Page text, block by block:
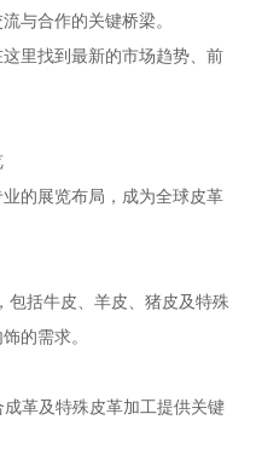
与合作的关键桥梁。
里找到最新的市场趋势、前
的展览布局，成为全球皮革
括牛皮、羊皮、猪皮及特殊
的需求。
革及特殊皮革加工提供关键